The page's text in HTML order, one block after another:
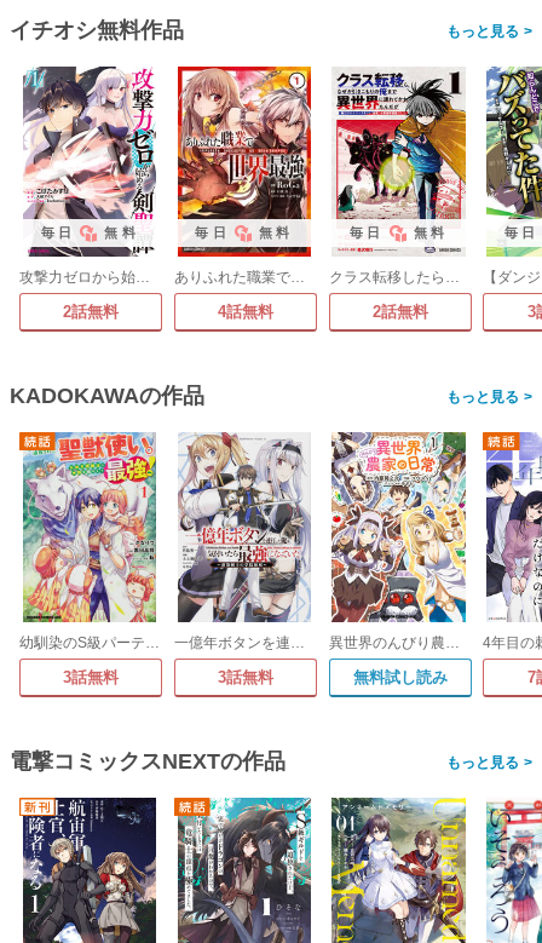
イチオシ無料作品 >
毎日 無料
攻撃力ゼロから始める剣聖譚
2話無料
毎日 無料
ありふれた職業で世界最強
4話無料
毎日 無料
クラス転移したら、なぜか引きこもりの俺まで異世界に連れてかれたんだが
2話無料
毎日
3
KADOKAWAの作品 >
幼馴染のS級パーティーから追放された聖獣使い。万能支援魔法と仲間を増やして最強へ!【タテスク】
3話無料
一億年ボタンを連打した俺は、気付いたら最強になっていた ～落第剣士の学院無双～ 【タテスク】
3話無料
異世界のんびり農家の日常
無料試し読み 7
電撃コミックスNEXTの作品 >